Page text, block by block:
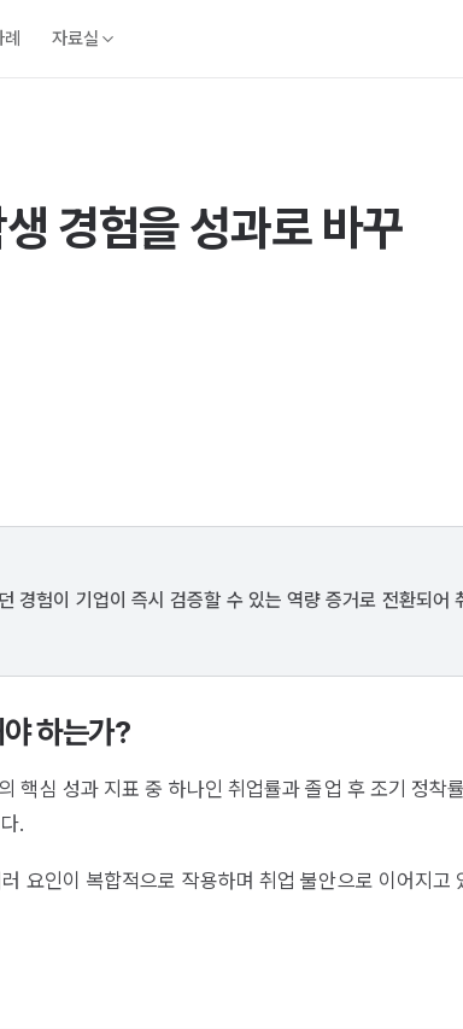
자료실
경험을 성과로 바꾸
경험이 기업이 즉시 검증할 수 있는 역량 증거로 전환되어
하는가?
핵심 성과 지표 중 하나인 취업률과 졸업 후 조기 정착
.
요인이 복합적으로 작용하며 취업 불안으로 이어지고